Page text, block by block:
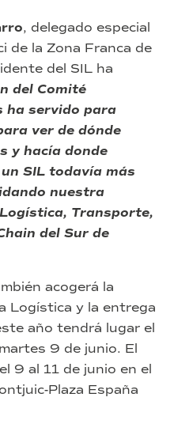
, delegado especial
de la Zona Franca de
del SIL ha
del Comité
ha servido para
ver de dónde
y hacía donde
SIL todavía más
nuestra
Transporte,
del Sur de
acogerá la
Logística y la entrega
año tendrá lugar el
9 de junio. El
9 al 11 de junio en el
Plaza España